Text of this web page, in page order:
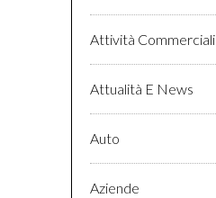
Attività Commerciali
Attualità E News
Auto
Aziende